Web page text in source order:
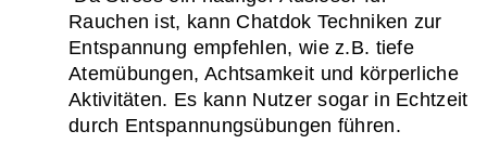
Rauchen ist, kann Chatdok Techniken zur
Entspannung empfehlen, wie z.B. tiefe
Atemübungen, Achtsamkeit und körperliche
Aktivitäten. Es kann Nutzer sogar in Echtzeit
durch Entspannungsübungen führen.